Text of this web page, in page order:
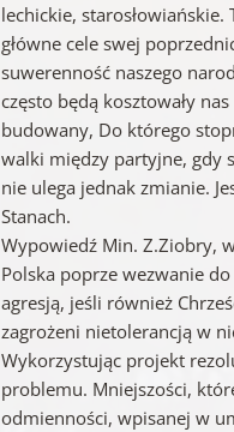
lechickie,
główne cele swej
suwerenność naszego
często będą kosztowały
budowany, Do którego
walki między partyjne, gdy
nie ulega jednak zmianie.
Stanach.
Wypowiedź Min. Z.Ziobry,
Polska poprze wezwanie
agresją, jeśli również
zagrożeni nietolerancją w
Wykorzystując projekt
problemu. Mniejszości,
odmienności, wpisanej w